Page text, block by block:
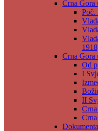
Crna
Poč.
Crna Gora
Od
I
II
Dokumenta